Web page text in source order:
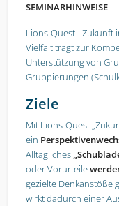
SEMINARHINWEISE
Lions-Quest - Zukunft
Vielfalt trägt zur
Unterstützung von
Gruppierungen
Ziele
Mit Lions-Quest
ein
Alltägliches
oder Vorurteile
gezielte Denkanstöße
wirkt dadurch einer